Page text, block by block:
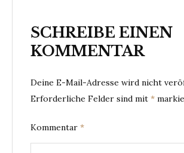
SCHREIBE EINEN
KOMMENTAR
Deine E-Mail-Adresse wird nicht
Erforderliche Felder sind mit *
Kommentar *